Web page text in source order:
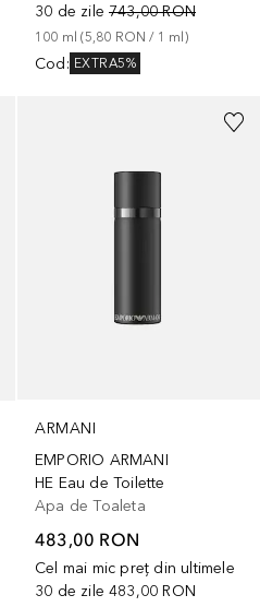
30 de zile 743,00 RON
100 ml (5,80 RON / 1 ml )
Cod : EXTRA5%
ARMANI
EMPORIO ARMANI
HE Eau de Toilette
Apa de Toaleta
483,00 RON
Cel mai mic preț din ultimele
30 de zile 483,00 RON